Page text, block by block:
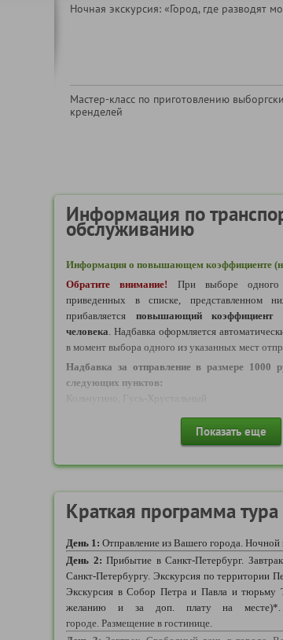
Ночная экскурсия: «Город, где разводят
Мастер-класс по приготовлению
кренделей
Информация по
обслуживанию
Информация о повышающем коэффициенте
Обратите внимание!
При выборе одного
приведенных в списке, представленном
прибавляется повышающий коэффициент
человека . Надбавка оформляется
в момент выбора одного из указанных мест
Надбавка за отправление в размере 1000
следующих пунктов:
Кольчугино, Гусь-Хрустальный
Надбавка за отправление в размере 2000
Голицыно, Дмитров, Долгопрудный,
Железнодорожный, Жуковский, Запрудня,
Мытищи, Наро-Фоминск, Одинцово, Орехово-
Подольск, Пушкино, Раменское, Селятино,
Сходня, Талдом, Троицк, Химки, Чехов,
Надбавка за отправление в размере 3000
следующих пунктов:
Показать еще
Краткая программа тура
День 1: Отправление из Вашего города. Ночной
День 2: Прибытие в Санкт-Петербург.
Санкт-Петербургу. Экскурсия по территории
Экскурсия в Собор Петра и Павла и тюрьму
желанию и за доп. плату на
городе. Размещение в гостинице.